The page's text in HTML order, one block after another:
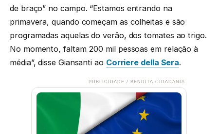
de braço” no campo. “Estamos entrando na
primavera, quando começam as colheitas e são
programadas aquelas do verão, dos tomates ao trigo.
No momento, faltam 200 mil pessoas em relação à
média”, disse Giansanti ao Corriere della Sera.
PUBLICIDADE / BENDITA CIDADANIA